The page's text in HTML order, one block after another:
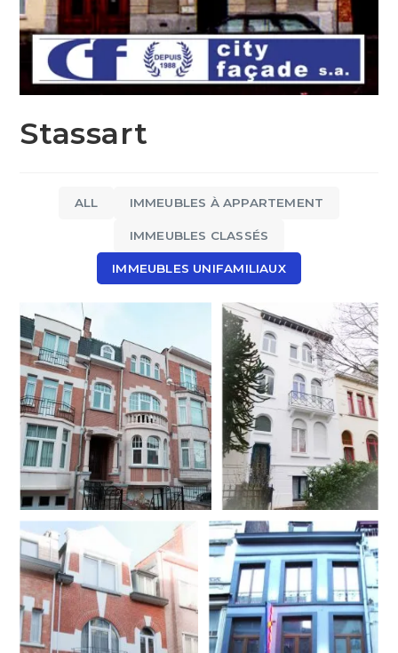
Stassart
ALL IMMEUBLES À APPARTEMENT
IMMEUBLES CLASSÉS
IMMEUBLES UNIFAMILIAUX